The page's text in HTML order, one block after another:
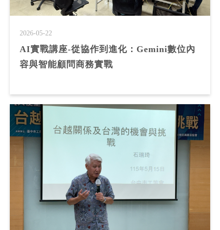
2026-05-22
AI實戰講座-從協作到進化：Gemini數位內
容與智能顧問商務實戰